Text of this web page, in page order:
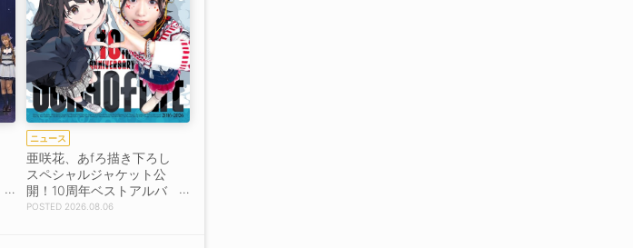
ニュース
亜咲花、あfろ描き下ろし
スペシャルジャケット公
開！10周年ベストアルバ
ム9月16日リリース！
2026.08.06